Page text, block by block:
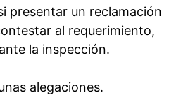
presentar un reclamación
al requerimiento,
la inspección.
alegaciones.